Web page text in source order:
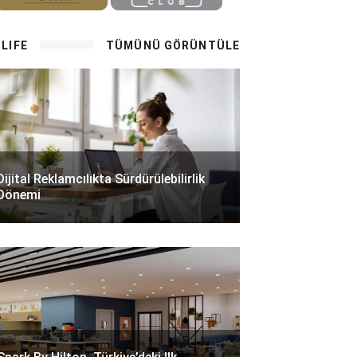
TÜMÜNÜ GÖRÜNTÜLE
Reklamcılıkta Sürdürülebilirlik